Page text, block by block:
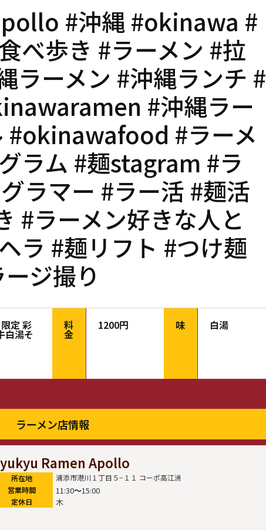
#沖縄 #okinawa #
べ歩き #ラーメン #拉
ラーメン #沖縄ランチ #
#沖縄ラー
#okinawafood #ラーメ
ラム #麺stagram #ラ
ラマー #ラー活 #麺活
#ラーメン好きな人と
ラ #麺リフト #つけ麺
ジ撮り
定 彩
白湯そ
料
金
1200円 味 白湯
ラーメン店情報
Ramen Apollo
所在地
浦添市港川１丁目５−１１ コーポ高江洲
営業時間
11:30〜15:00
定休日 木